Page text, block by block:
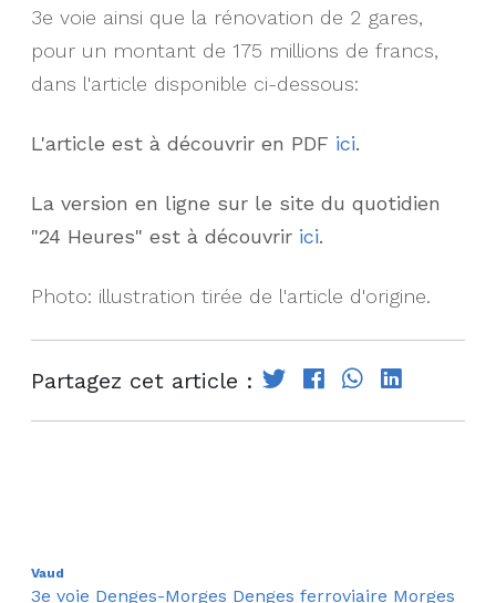
Vaud
3e voie Denges-Morges Denges ferroviaire Morges
3e voie ainsi que la rénovation de 2 gares,
pour un montant de 175 millions de francs,
dans l'article disponible ci-dessous:
L'article est à découvrir en PDF ici.
La version en ligne sur le site du quotidien
"24 Heures" est à découvrir ici.
Photo: illustration tirée de l'article d'origine.
Partagez cet article :